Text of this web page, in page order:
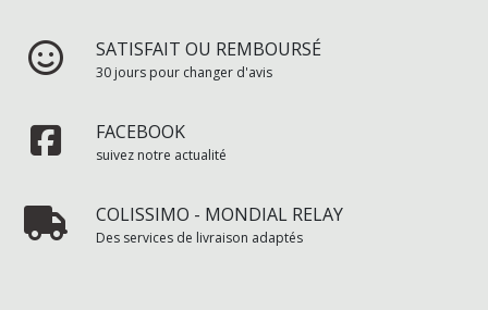
SATISFAIT OU REMBOURSÉ
30 jours pour changer d'avis
FACEBOOK
suivez notre actualité
COLISSIMO - MONDIAL RELAY
Des services de livraison adaptés